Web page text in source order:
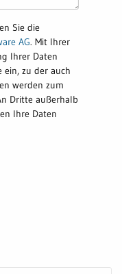
Sie die
AG. Mit Ihrer
Ihrer Daten
ein, zu der auch
werden zum
Dritte außerhalb
Ihre Daten